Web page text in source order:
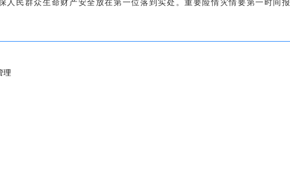
人民群众生命财产安全放在第一位落到实处。重要险情灾情要第一时间报
理